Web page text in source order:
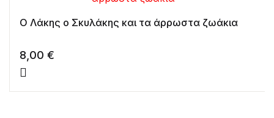
Ο Λάκης ο Σκυλάκης και τα άρρωστα ζωάκια
8,00 €